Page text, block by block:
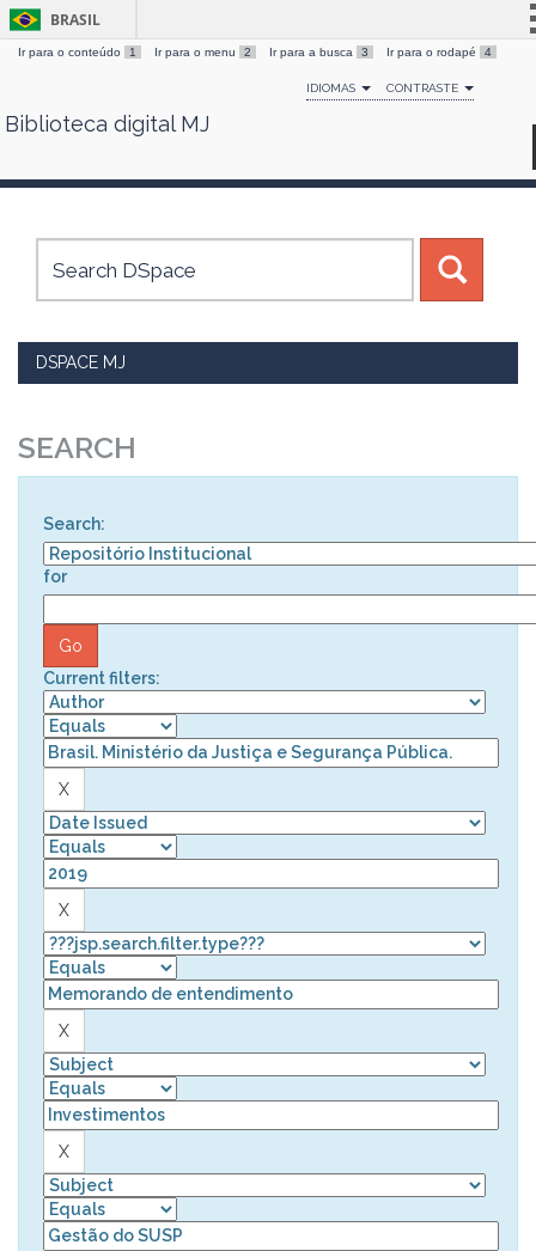
Skip
BRASIL
Simplifique!
Comunica BR
Canais
Ir para o conteúdo 1 Ir para o menu 2 Ir para a busca 3 Ir para o rodapé 4
IDIOMAS CONTRASTE
Biblioteca digital MJ
DSPACE MJ
SEARCH
Search:
for
Current filters: